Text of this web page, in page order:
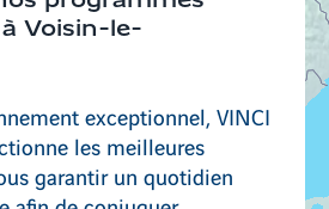
Voisin-le-
exceptionnel, VINCI
les meilleures
garantir un quotidien